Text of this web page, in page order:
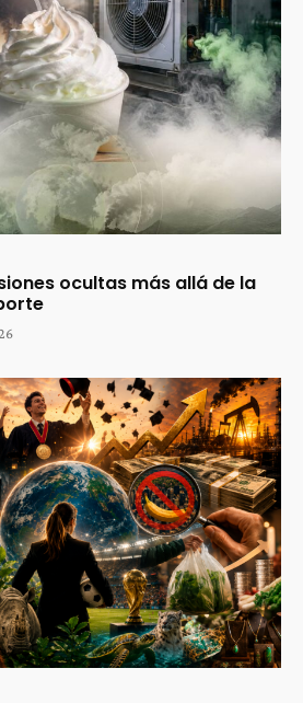
ocultas más allá de la